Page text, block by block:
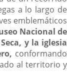
a lo largo de
emblemáticos
Nacional de
y la iglesia
conformando
al territorio y